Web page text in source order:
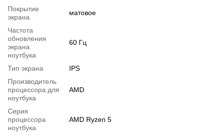
Покрытие
экрана
матовое
Частота
обновления
экрана
ноутбука
60 Гц
Тип экрана
IPS
Производитель
процессора для
ноутбука
AMD
Серия
процессора
ноутбука
AMD Ryzen 5